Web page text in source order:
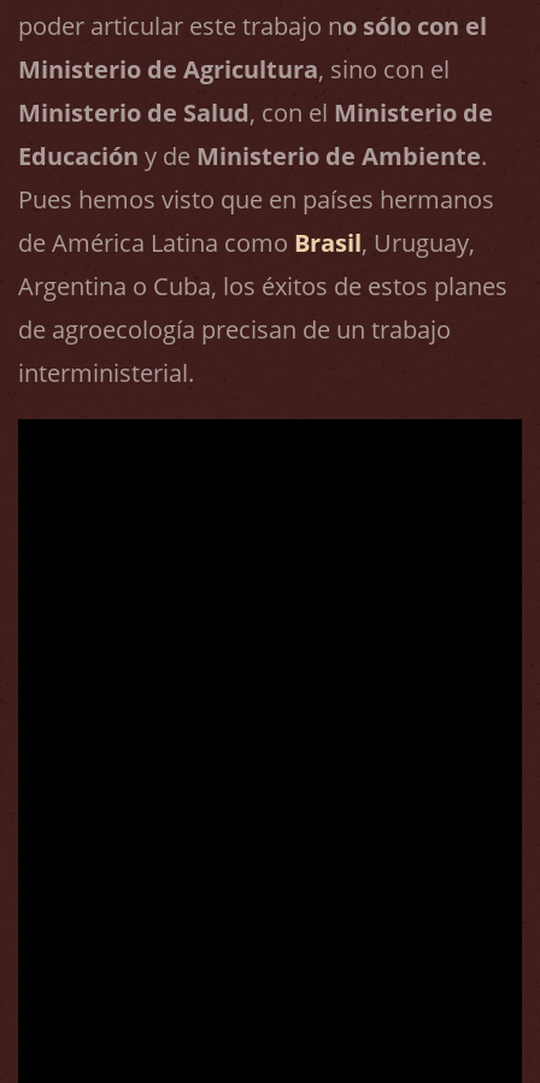
poder articular este trabajo no sólo con el
Ministerio de Agricultura, sino con el
Ministerio de Salud, con el Ministerio de
Educación y de Ministerio de Ambiente.
Pues hemos visto que en países hermanos
de América Latina como Brasil, Uruguay,
Argentina o Cuba, los éxitos de estos planes
de agroecología precisan de un trabajo
interministerial.